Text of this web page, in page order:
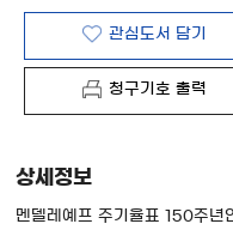
관심도서 담기
청구기호 출력
상세정보
멘델레예프 주기율표 150주